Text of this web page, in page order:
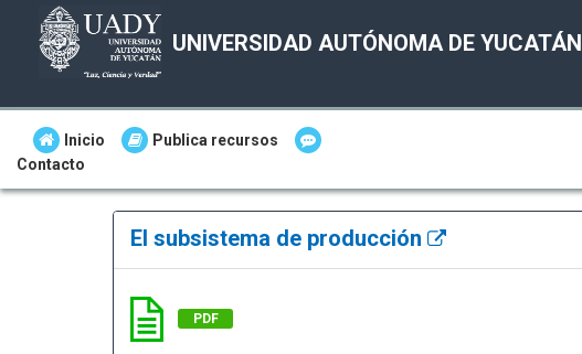
UNIVERSIDAD AUTÓNOMA DE YUCATÁN
Inicio
Publica recursos
Contacto
El subsistema de producción
PDF